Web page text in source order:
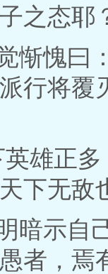
之态耶
惭愧曰
行将
雄正
下无敌
暗示自
者，焉